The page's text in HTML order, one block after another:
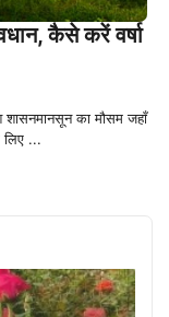
कैसे करें वर्षा
शासनमानसून का मौसम जहाँ
लिए ...